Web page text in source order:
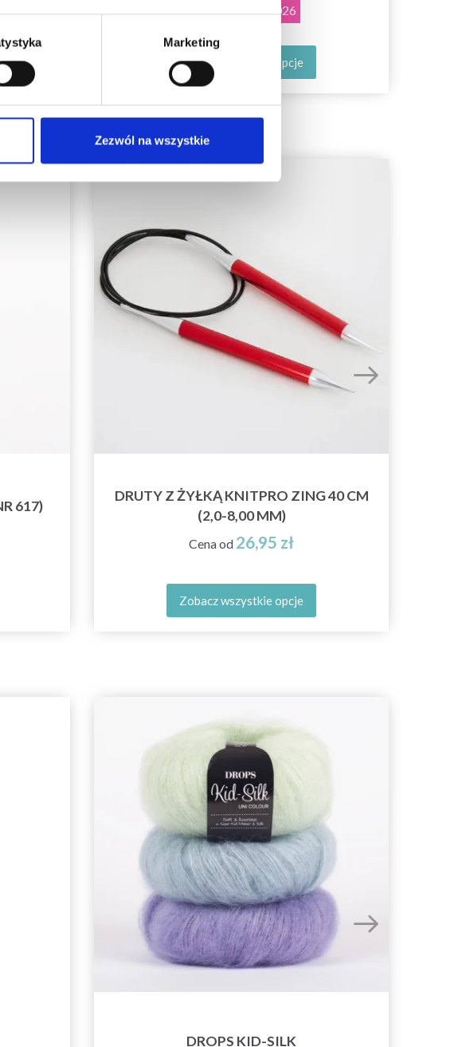
Marketing
Zezwól na wszystkie
Okazja31/08/2026
Zobacz wszystkie opcje
617)
DRUTY Z ŻYŁKĄ KNITPRO ZING 40 CM
(2,0-8,00 MM)
Cena od 26,95 zł
Zobacz wszystkie opcje
DROPS KID-SILK